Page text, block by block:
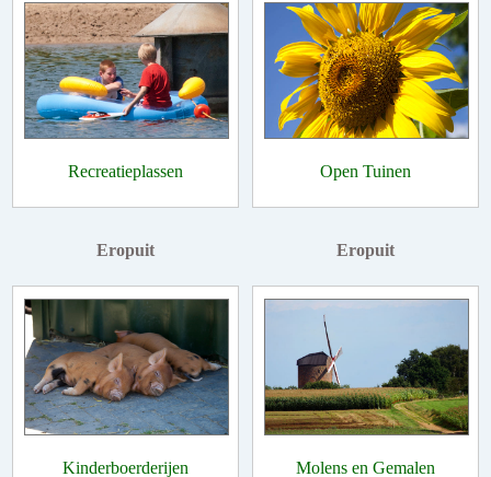
Recreatieplassen Open Tuinen
Eropuit
Kinderboerderijen
Eropuit
Molens en Gemalen